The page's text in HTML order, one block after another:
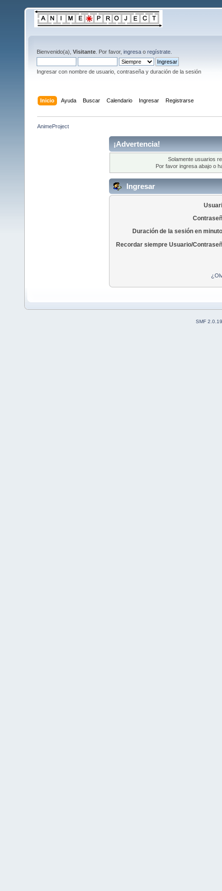
Bienvenido(a), Visitante . Por favor, ingresa o regístrate
Ingresar con nombre de usuario, contraseña y duración de la sesión
Inicio Ayuda Buscar Calendario Ingresar Registrarse
AnimeProject
¡Advertencia!
Solamente usuarios
Por favor ingresa abajo o
Ingresar
Duración de la sesión en
Recordar siempre Usuario/
SMF 2.0.19